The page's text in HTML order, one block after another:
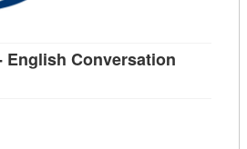
English Conversation